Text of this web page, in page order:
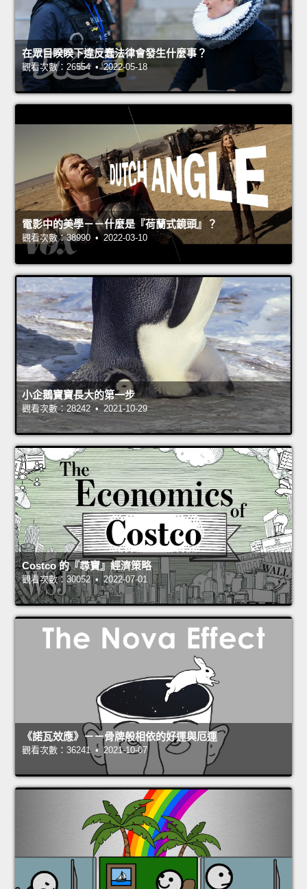
在眾目睽睽下違反蠢法律會發生什麼事？
觀看次數：26554 • 2022-05-18
電影中的美學－－什麼是『荷蘭式鏡頭』？
觀看次數：38990 • 2022-03-10
小企鵝寶寶長大的第一步
觀看次數：28242 • 2021-10-29
Costco 的『尋寶』經濟策略
觀看次數：30052 • 2022-07-01
《諾瓦效應》－－骨牌般相依的好運與厄運
觀看次數：36241 • 2021-10-07